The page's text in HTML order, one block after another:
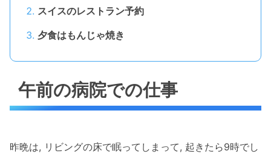
スイスのレストラン予約
夕食はもんじゃ焼き
午前の病院での仕事
昨晩は, リビングの床で眠ってしまって, 起きたら9時でし